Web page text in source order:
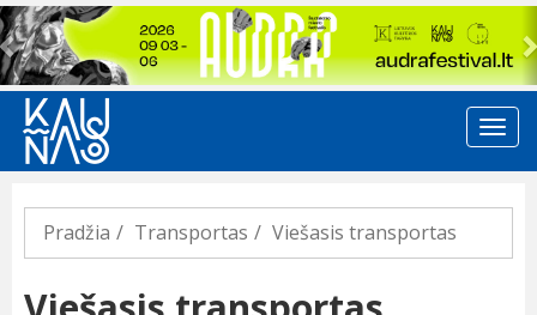
Previous
Pradžia Transportas Viešasis transportas